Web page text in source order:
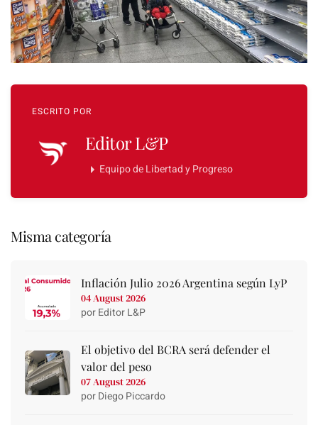
ESCRITO POR
Editor L&P
Equipo de Libertad y Progreso
Misma categoría
Inflación Julio 2026 Argentina según LyP
04 August 2026
por Editor L&P
El objetivo del BCRA será defender el
valor del peso
07 August 2026
por Diego Piccardo